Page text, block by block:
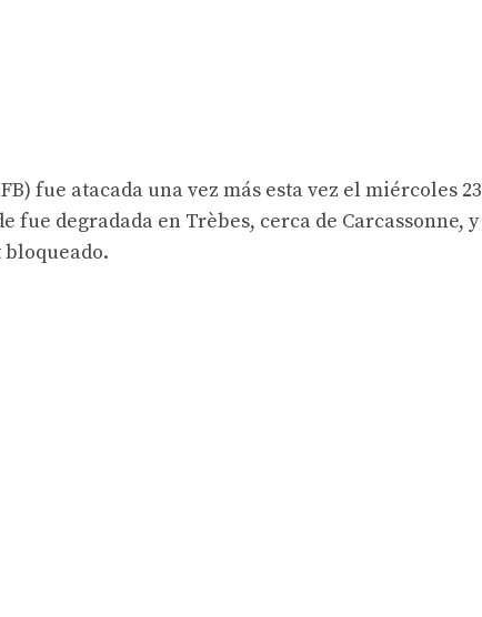
fue atacada una vez más esta vez el miércoles 23
fue degradada en Trèbes, cerca de Carcassonne, y